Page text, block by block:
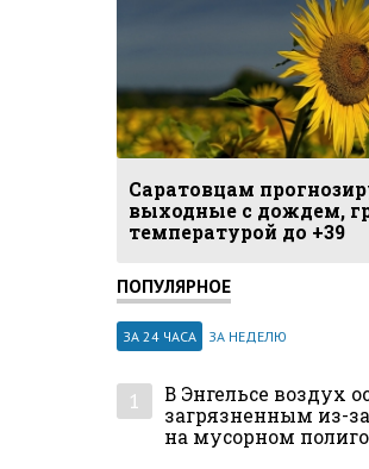
Саратовцам
выходные с дождем,
температурой до +39
ПОПУЛЯРНОЕ
ЗА 24 ЧАСА ЗА НЕДЕЛЮ
1
В Энгельсе воздух
загрязненным из-
на мусорном